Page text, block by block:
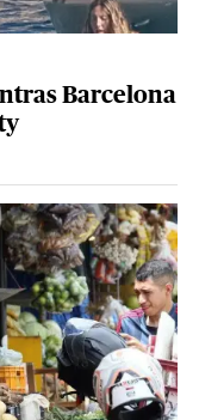
Barcelona